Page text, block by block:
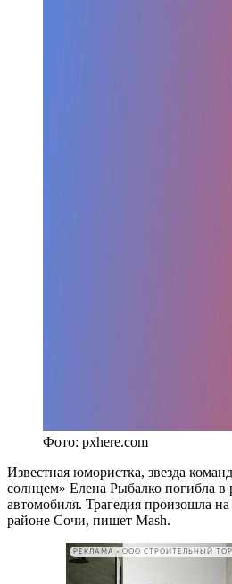
Фото: pxhere.com
Известная юмористка, звезда
солнцем» Елена Рыбалко погибла в
автомобиля. Трагедия произошла
районе Сочи, пишет Mash.